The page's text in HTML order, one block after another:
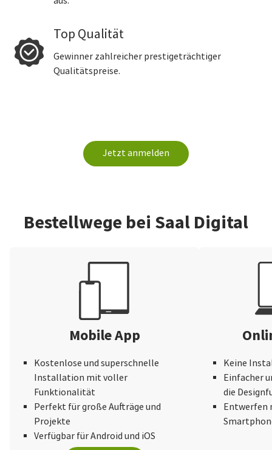
Top Qualität
Gewinner zahlreicher prestigeträchtiger
Qualitätspreise.
Jetzt anmelden
Bestellwege bei Saal Digital
Mobile App
Kostenlose und superschnelle
Installation mit voller
Funktionalität
Perfekt für große Aufträge und
Projekte
Verfügbar für Android und iOS
Keine
Einfacher
die
Entwerfen